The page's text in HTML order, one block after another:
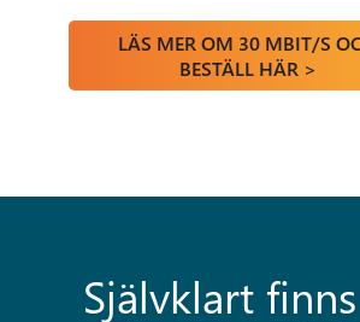
LÄS MER OM 30 MBIT/S
BESTÄLL HÄR >
Självklart